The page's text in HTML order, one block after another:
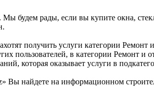
будем рады, если вы купите окна,
получить услуги категории
пользователей, в категории Ремонт и
которая оказывает услуги в
найдете на информационном